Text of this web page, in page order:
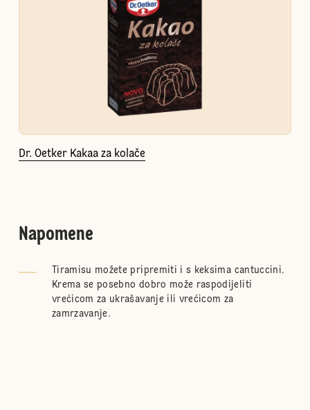
Dr. Oetker Kakaa za kolače
Napomene
Tiramisu možete pripremiti i s keksima cantuccini.
Krema se posebno dobro može raspodijeliti
vrećicom za ukrašavanje ili vrećicom za
zamrzavanje.